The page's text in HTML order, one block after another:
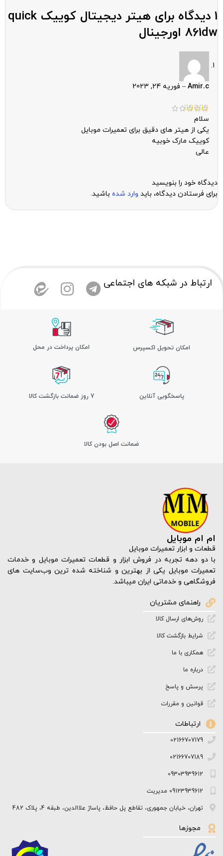
1 دیدگاه برای
هیتر دیجیتال کوییک quick
861dw اورجینال
Amir.c
– فوریه 24, 2023
سلام
یکی از هیتر های دقیق برای تعمیرات موبایل
کوییک مارک خوبیه
عالی
دیدگاه خود را بنویسید
برای فرستادن دیدگاه، باید وارد شده باشید.
ارتباط در شبکه های اجتماعی
اﻣﮑﺎن ﺗﺤﻮﯾﻞ اﮐﺴﭙﺮس امکان پرداخت در محل
پاسخگویی آنلاین 7 روز ضمانت بازگشت کالا
ﺿﻤﺎﻧﺖ اﺻﻞ ﺑﻮدن ﮐﺎﻟﺎ
ام ام موبایل
قطعات و ابزار تعمیرات موبایل
با دو دهه تجربه در فروش ابزار و قطعات تعمیرات موبایل و خدمات
تعمیرات موبایل یکی از بهترین و شناخته شده ترین وب‌سایت های
فروشگاهی و خدماتی ایران میباشد.
راهنمای مشتریان
روش‌های ارسال کالا
شرایط بازگشت کالا
همکاری با ما
درباره ما
پرسش و پاسخ
قوانین و مقررات
ارتباطات
02166707179
02166707189
09303939612
09123939612 مدیریت
تهران، خیابان جمهوری، تقاطع پل حافظ، پاساژ علاالدین، طبقه 4، پلاک 482
مجوزها